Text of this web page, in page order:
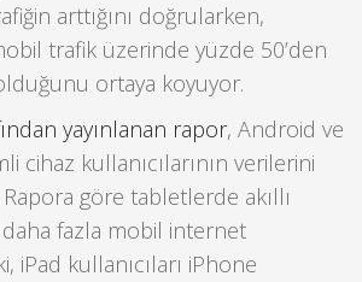
arttığını doğrularken,
trafik üzerinde yüzde 50’den
ortaya koyuyor.
yayınlanan rapor, Android ve
cihaz kullanıcılarının verilerini
göre tabletlerde akıllı
fazla mobil internet
iPad kullanıcıları iPhone